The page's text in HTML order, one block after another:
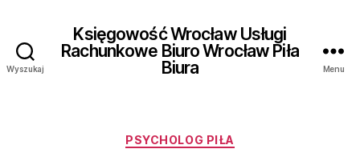
Wyszukaj
Księgowość Wrocław Usługi
Rachunkowe Biuro Wrocław Piła
Biura
Menu
Kategorie
PSYCHOLOG PIŁA